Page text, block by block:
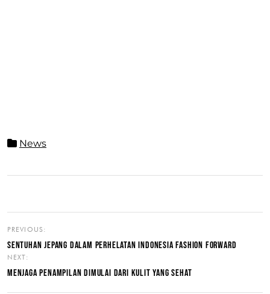
News
PREVIOUS:
SENTUHAN JEPANG DALAM PERHELATAN INDONESIA FASHION FORWARD
NEXT:
MENJAGA PENAMPILAN DIMULAI DARI KULIT YANG SEHAT